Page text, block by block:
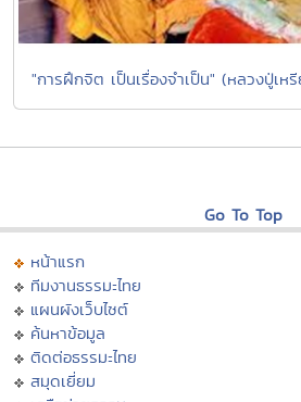
"การฝึกจิต เป็นเรื่องจำเป็น" (หลวงปู่เห
Go To Top
หน้าแรก
ทีมงานธรรมะไทย
แผนผังเว็บไซต์
ค้นหาข้อมูล
ติดต่อธรรมะไทย
สมุดเยี่ยม